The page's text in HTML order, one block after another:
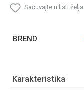
Sačuvajte u listi želja
BREND
Karakteristika